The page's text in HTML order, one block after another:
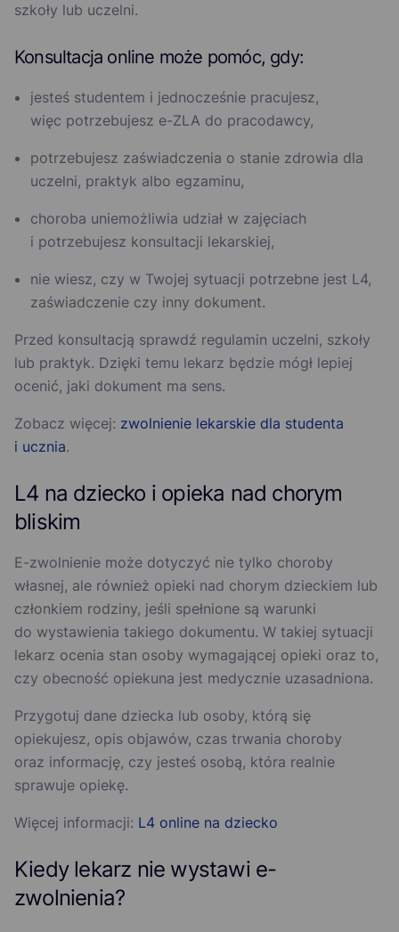
szkoły lub uczelni.
Konsultacja online może pomóc, gdy:
jesteś studentem i jednocześnie pracujesz,
więc potrzebujesz e-ZLA do pracodawcy,
potrzebujesz zaświadczenia o stanie zdrowia dla
uczelni, praktyk albo egzaminu,
choroba uniemożliwia udział w zajęciach
i potrzebujesz konsultacji lekarskiej,
nie wiesz, czy w Twojej sytuacji potrzebne jest L4,
zaświadczenie czy inny dokument.
Przed konsultacją sprawdź regulamin uczelni, szkoły
lub praktyk. Dzięki temu lekarz będzie mógł lepiej
ocenić, jaki dokument ma sens.
Zobacz więcej: zwolnienie lekarskie dla studenta
i ucznia.
L4 na dziecko i opieka nad chorym
bliskim
E-zwolnienie może dotyczyć nie tylko choroby
własnej, ale również opieki nad chorym dzieckiem lub
członkiem rodziny, jeśli spełnione są warunki
do wystawienia takiego dokumentu. W takiej sytuacji
lekarz ocenia stan osoby wymagającej opieki oraz to,
czy obecność opiekuna jest medycznie uzasadniona.
Przygotuj dane dziecka lub osoby, którą się
opiekujesz, opis objawów, czas trwania choroby
oraz informację, czy jesteś osobą, która realnie
sprawuje opiekę.
Więcej informacji: L4 online na dziecko
Kiedy lekarz nie wystawi e-
zwolnienia?